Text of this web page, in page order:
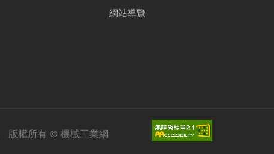
網站導覽
版權所有 © 機械工業網